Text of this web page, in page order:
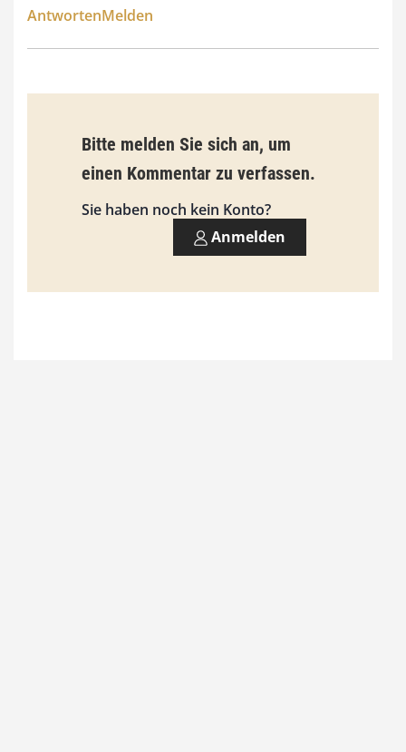
,
€
AntwortenMelden
Bitte melden Sie sich an, um
einen Kommentar zu verfassen.
Sie haben noch kein Konto?
Anmelden